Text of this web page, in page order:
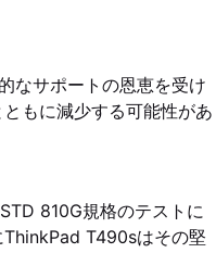
なサポートの恩恵を受け
もに減少する可能性があ
810G規格のテストに
T490sはその堅